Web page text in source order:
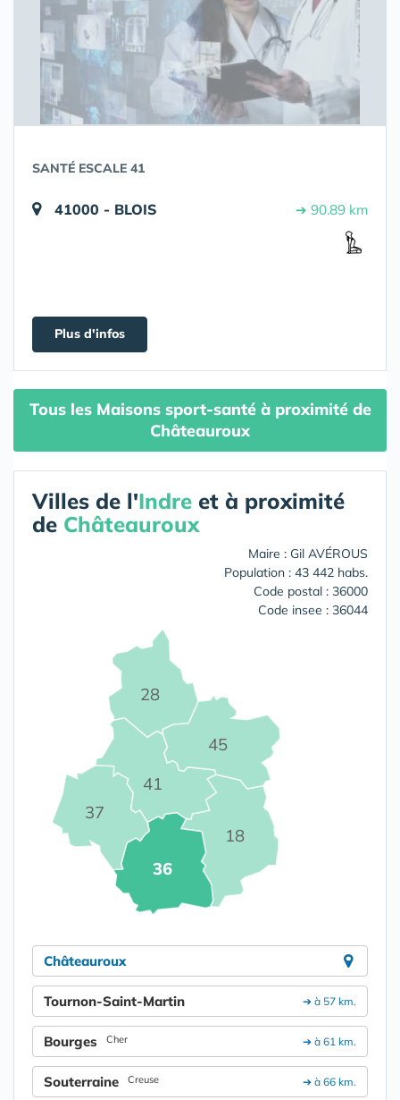
SANTÉ ESCALE 41
41000 - BLOIS ➔ 90.89 km
Plus d'infos
Tous les Maisons sport-santé à proximité de
Châteauroux
Villes de l'Indre et à proximité
de Châteauroux
Maire : Gil AVÉROUS
Population : 43 442 habs.
Code postal : 36000
Code insee : 36044
18
28
36
37
41
45
Châteauroux
➔ à 57 km.
Tournon-Saint-Martin
➔ à 61 km.
Bourges Cher
➔ à 66 km.
Souterraine Creuse